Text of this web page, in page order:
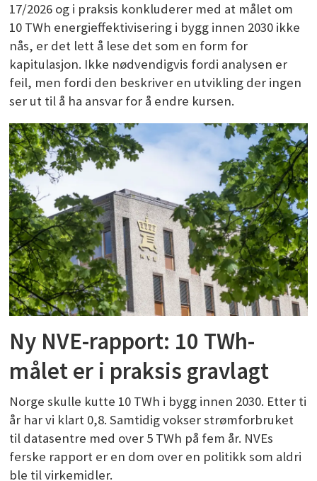
17/2026 og i praksis konkluderer med at målet om
10 TWh energieffektivisering i bygg innen 2030 ikke
nås, er det lett å lese det som en form for
kapitulasjon. Ikke nødvendigvis fordi analysen er
feil, men fordi den beskriver en utvikling der ingen
ser ut til å ha ansvar for å endre kursen.
Ny NVE-rapport: 10 TWh-
målet er i praksis gravlagt
Norge skulle kutte 10 TWh i bygg innen 2030. Etter ti
år har vi klart 0,8. Samtidig vokser strømforbruket
til datasentre med over 5 TWh på fem år. NVEs
ferske rapport er en dom over en politikk som aldri
ble til virkemidler.